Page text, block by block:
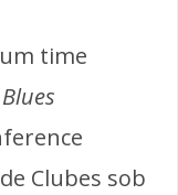
time
Blues
Clubes sob